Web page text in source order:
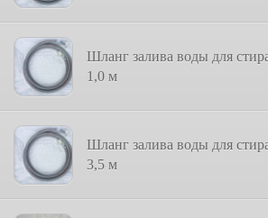
Шланг залива воды для
1,0 м
Шланг залива воды для
3,5 м